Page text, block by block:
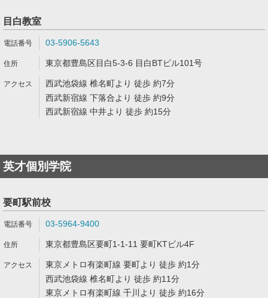
目白教室
03-5906-5643
東京都豊島区目白5-3-6 目白BTビル101号
西武池袋線 椎名町より 徒歩 約7分
西武新宿線 下落合より 徒歩 約9分
西武新宿線 中井より 徒歩 約15分
英才個別学院
要町駅前校
03-5964-9400
東京都豊島区要町1-1-11 要町KTビル4F
東京メトロ有楽町線 要町より 徒歩 約1分
西武池袋線 椎名町より 徒歩 約11分
東京メトロ有楽町線 千川より 徒歩 約16分